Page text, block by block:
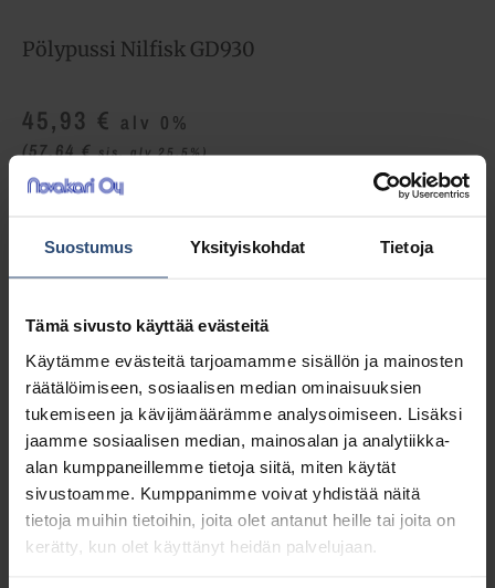
Suostumus Yksityiskohdat Tietoja
Tämä sivusto käyttää evästeitä
Käytämme evästeitä tarjoamamme sisällön ja mainosten
räätälöimiseen, sosiaalisen median ominaisuuksien
tukemiseen ja kävijämäärämme analysoimiseen. Lisäksi
jaamme sosiaalisen median, mainosalan ja analytiikka-
alan kumppaneillemme tietoja siitä, miten käytät
sivustoamme. Kumppanimme voivat yhdistää näitä
tietoja muihin tietoihin, joita olet antanut heille tai joita on
kerätty, kun olet käyttänyt heidän palvelujaan.
Pölypussi Nilfisk GD930
45,93 € alv 0%
(57,64€ sis. alv 25.5%)
Tuotetunnus (SKU):1407015040
Osasto:Pölypussit
Lisätiedot
Paino 0,8 kg (kilogramma)